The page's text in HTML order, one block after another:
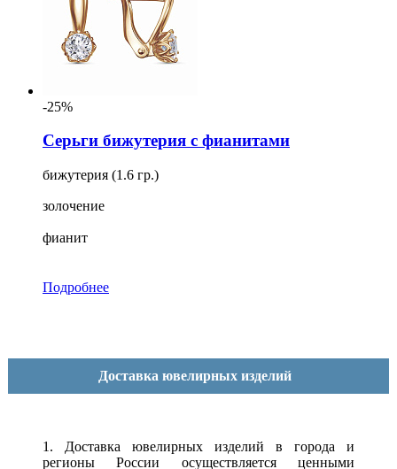
-25%
Серьги бижутерия с фианитами
бижутерия (1.6 гр.)
золочение
фианит
Подробнее
Доставка ювелирных изделий
1. Доставка ювелирных изделий в города и
регионы России осуществляется ценными